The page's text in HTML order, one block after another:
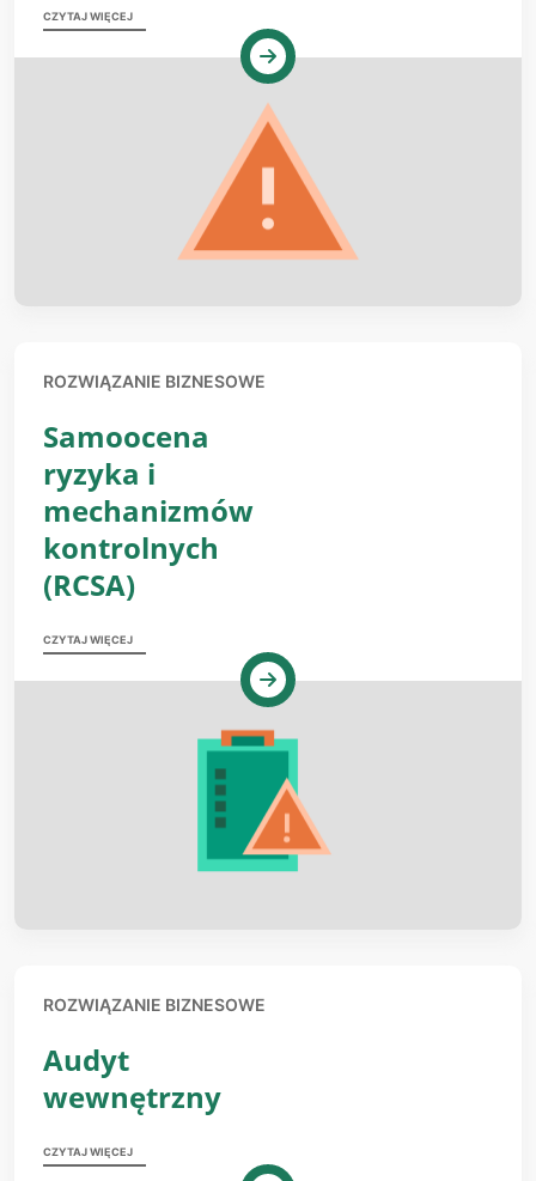
CZYTAJ WIĘCEJ
ROZWIĄZANIE BIZNESOWE
Samoocena
ryzyka i
mechanizmów
kontrolnych
(RCSA)
CZYTAJ WIĘCEJ
ROZWIĄZANIE BIZNESOWE
Audyt
wewnętrzny
CZYTAJ WIĘCEJ